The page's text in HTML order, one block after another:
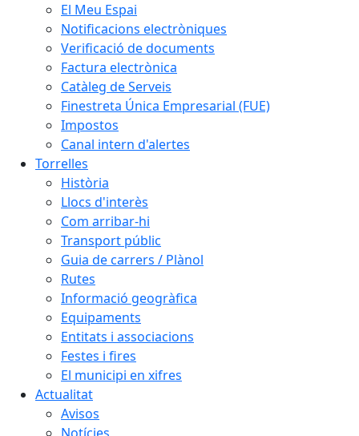
El Meu Espai
Notificacions electròniques
Verificació de documents
Factura electrònica
Catàleg de Serveis
Finestreta Única Empresarial (FUE)
Impostos
Canal intern d'alertes
Torrelles
Història
Llocs d'interès
Com arribar-hi
Transport públic
Guia de carrers / Plànol
Rutes
Informació geogràfica
Equipaments
Entitats i associacions
Festes i fires
El municipi en xifres
Actualitat
Avisos